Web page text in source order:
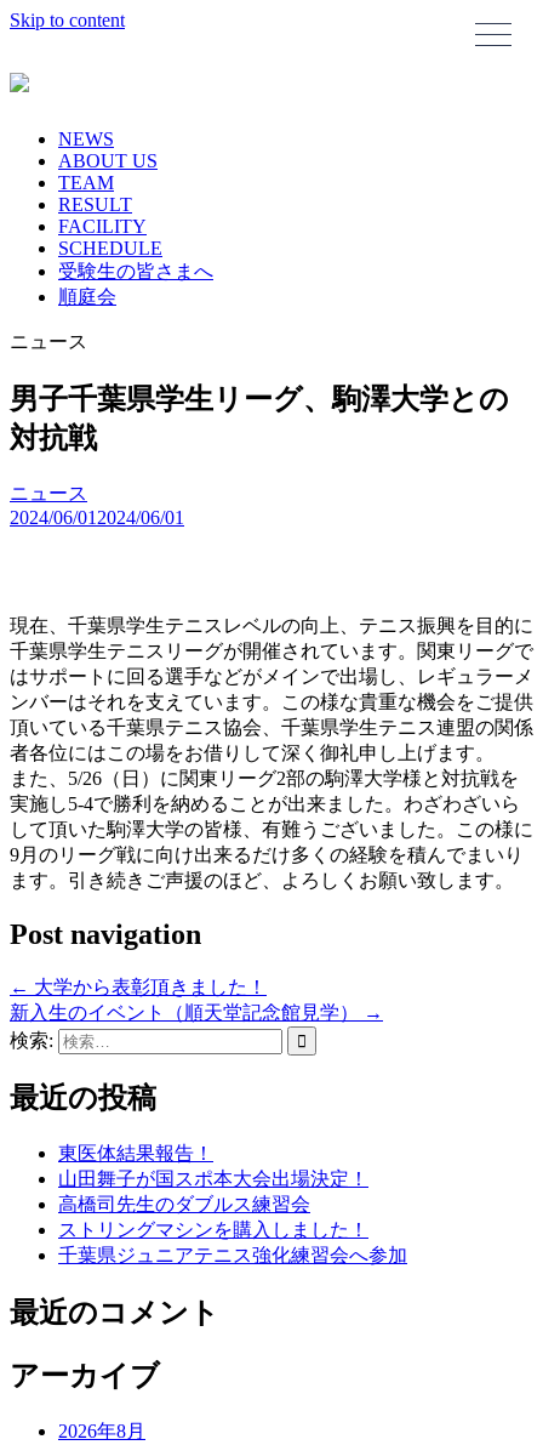
Skip to content
NEWS
ABOUT US
TEAM
RESULT
FACILITY
SCHEDULE
受験生の皆さまへ
順庭会
ニュース
男子千葉県学生リーグ、駒澤大学との
対抗戦
ニュース
2024/06/01 2024/06/01
現在、千葉県学生テニスレベルの向上、テニス振興を目的に
千葉県学生テニスリーグが開催されています。関東リーグで
はサポートに回る選手などがメインで出場し、レギュラーメ
ンバーはそれを支えています。この様な貴重な機会をご提供
頂いている千葉県テニス協会、千葉県学生テニス連盟の関係
者各位にはこの場をお借りして深く御礼申し上げます。
また、5/26（日）に関東リーグ2部の駒澤大学様と対抗戦を
実施し5-4で勝利を納めることが出来ました。わざわざいら
して頂いた駒澤大学の皆様、有難うございました。この様に
9月のリーグ戦に向け出来るだけ多くの経験を積んでまいり
ます。引き続きご声援のほど、よろしくお願い致します。
Post navigation
← 大学から表彰頂きました！
新入生のイベント（順天堂記念館見学）
→
検索:
最近の投稿
東医体結果報告！
山田舞子が国スポ本大会出場決定！
高橋司先生のダブルス練習会
ストリングマシンを購入しました！
千葉県ジュニアテニス強化練習会へ参加
最近のコメント
アーカイブ
2026年8月